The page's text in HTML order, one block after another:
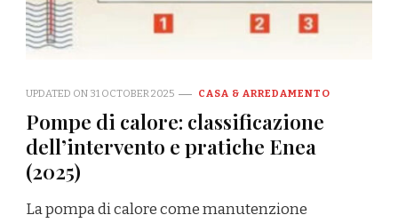
UPDATED ON 31 OCTOBER 2025 CASA & ARREDAMENTO
Pompe di calore: classificazione
dell’intervento e pratiche Enea
(2025)
La pompa di calore come manutenzione